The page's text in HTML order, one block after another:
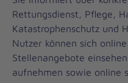
e
i
h
Rettungsdienst, Pflege,
Katastrophenschutz und
Nutzer können sich
Stellenangebote
aufnehmen sowie online